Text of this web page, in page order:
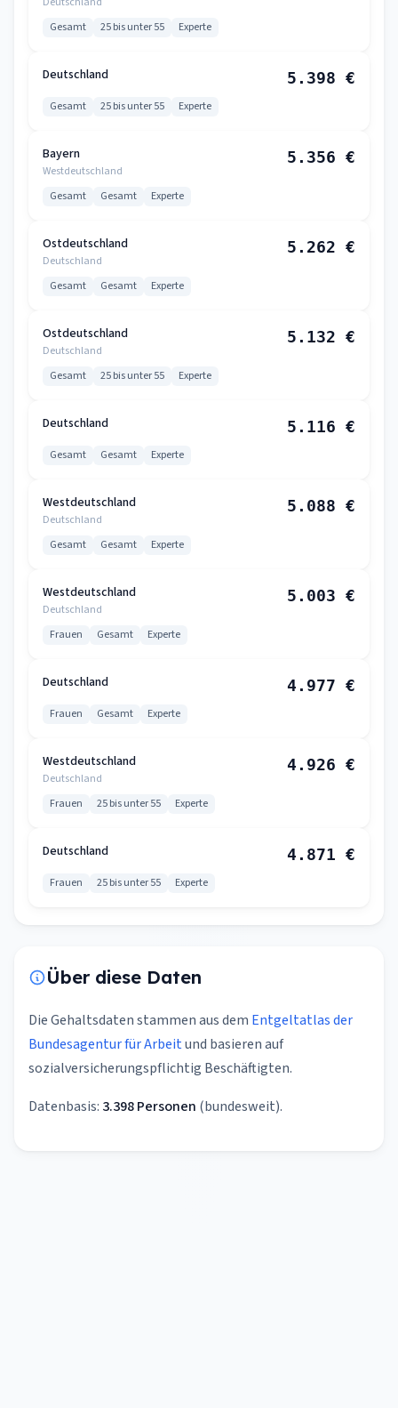
Gesamt
25 bis unter 55 Experte
Deutschland 5.398 €
Gesamt 25 bis unter 55 Experte
Bayern
Westdeutschland
5.356 €
Gesamt Gesamt Experte
Ostdeutschland
Deutschland
5.262 €
Gesamt Gesamt Experte
Ostdeutschland
Deutschland
5.132 €
Gesamt 25 bis unter 55 Experte
Deutschland 5.116 €
Gesamt Gesamt Experte
Westdeutschland
Deutschland
5.088 €
Gesamt Gesamt Experte
Westdeutschland
Deutschland
5.003 €
Frauen Gesamt Experte
Deutschland 4.977 €
Frauen Gesamt Experte
Westdeutschland
Deutschland
4.926 €
Frauen 25 bis unter 55 Experte
Deutschland 4.871 €
Frauen 25 bis unter 55 Experte
Über diese Daten
Die Gehaltsdaten stammen aus dem Entgeltatlas der
Bundesagentur für Arbeitund basieren auf
sozialversicherungspflichtig Beschäftigten.
Datenbasis: 3.398 Personen (bundesweit).